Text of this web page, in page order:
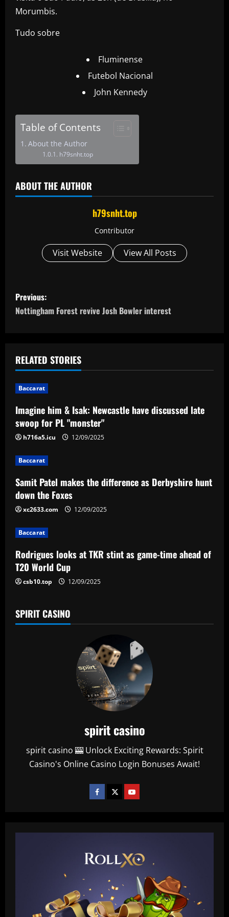
Morumbis.
Tudo sobre
Fluminense
Futebol Nacional
John Kennedy
Table of Contents
About the Author
h79snht.top
ABOUT THE AUTHOR
h79snht.top
Contributor
Visit Website View All Posts
P
o
t
n
a
v
i
g
a
t
i
o
n
Previous:
Nottingham Forest revive Josh Bowler interest
RELATED STORIES
Baccarat
Imagine him & Isak: Newcastle have discussed late
swoop for PL "monster"
h716a5.icu 12/09/2025
Baccarat
Samit Patel makes the difference as Derbyshire hunt
down the Foxes
xc2633.com 12/09/2025
Baccarat
Rodrigues looks at TKR stint as game-time ahead of
T20 World Cup
csb10.top 12/09/2025
SPIRIT CASINO
spirit casino
spirit casino 🎰 Unlock Exciting Rewards: Spirit
Casino's Online Casino Login Bonuses Await!